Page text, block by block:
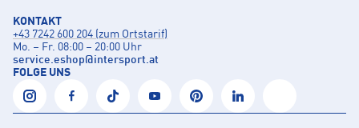
KONTAKT
+43 7242 600 204 (zum Ortstarif)
Mo. – Fr. 08:00 – 20:00 Uhr
service.eshop@intersport.at
FOLGE UNS